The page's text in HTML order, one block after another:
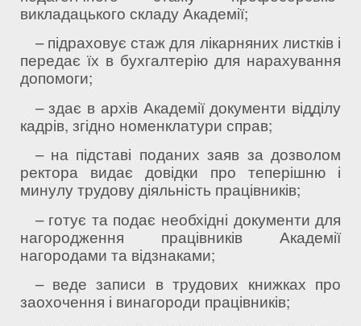
викладацького складу Академії;
– підраховує стаж для лікарняних листків і
передає їх в бухгалтерію для нарахування
допомоги;
– здає в архів Академії документи відділу
кадрів, згідно номенклатури справ;
– на підставі поданих заяв за дозволом
ректора видає довідки про теперішню і
минулу трудову діяльність працівників;
– готує та подає необхідні документи для
нагородження працівників Академії
нагородами та відзнаками;
– веде записи в трудових книжках про
заохочення і винагороди працівників;